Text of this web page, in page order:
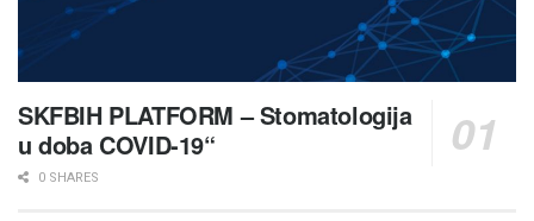
SKFBIH PLATFORM – Stomatologija
u doba COVID-19“
0 SHARES